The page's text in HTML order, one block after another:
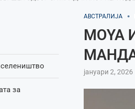
АВСТРАЛИЈА
јануари 2, 2026
за